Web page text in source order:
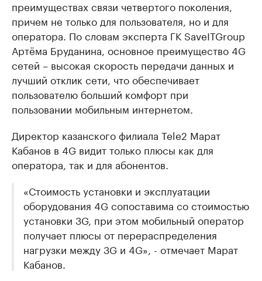
преимуществах связи четвертого поколения,
причем не только для пользователя, но и для
оператора. По словам эксперта ГК SaveITGroup
Артёма Бруданина, основное преимущество 4G
сетей – высокая скорость передачи данных и
лучший отклик сети, что обеспечивает
пользователю больший комфорт при
пользовании мобильным интернетом.
Директор казанского филиала Tele2 Марат
Кабанов в 4G видит только плюсы как для
оператора, так и для абонентов.
«Стоимость установки и эксплуатации
оборудования 4G сопоставима со стоимостью
установки 3G, при этом мобильный оператор
получает плюсы от перераспределения
нагрузки между 3G и 4G», - отмечает Марат
Кабанов.